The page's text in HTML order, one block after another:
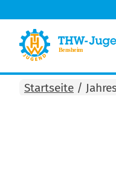
Startseite /